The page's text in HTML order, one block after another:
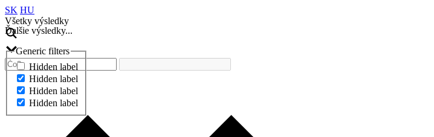
SK HU
Všetky výsledky
Ďalšie výsledky...
Generic filters
Hidden label
Hidden label
Hidden label
Hidden label
Ďalšie výsledky...